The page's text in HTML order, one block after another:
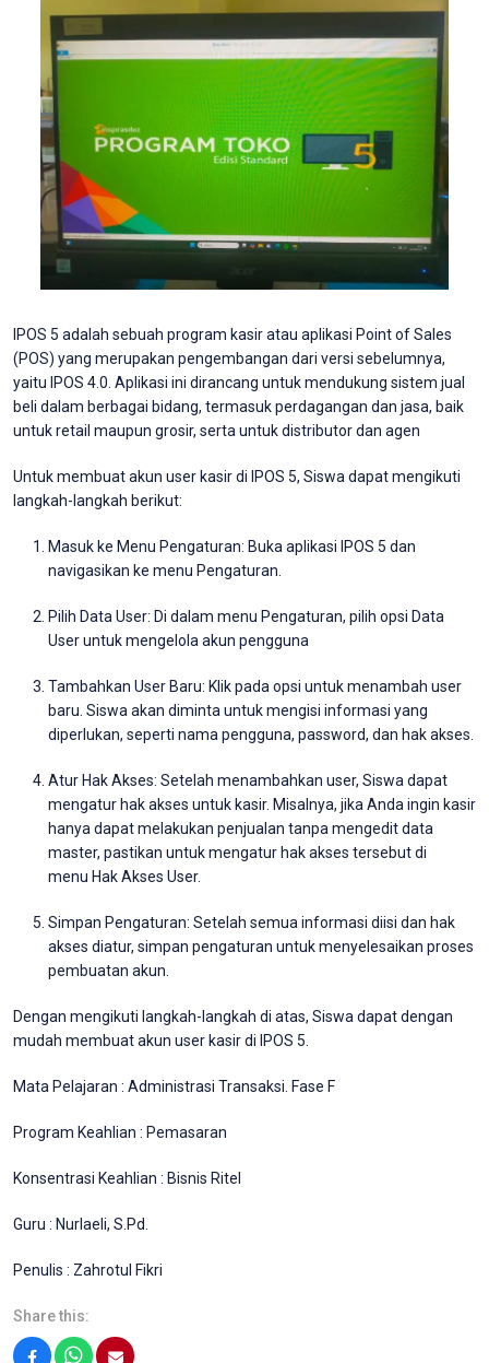
IPOS 5 adalah sebuah program kasir atau aplikasi Point of Sales
(POS) yang merupakan pengembangan dari versi sebelumnya,
yaitu IPOS 4.0. Aplikasi ini dirancang untuk mendukung sistem jual
beli dalam berbagai bidang, termasuk perdagangan dan jasa, baik
untuk retail maupun grosir, serta untuk distributor dan agen
Untuk membuat akun user kasir di IPOS 5, Siswa dapat mengikuti
langkah-langkah berikut:
Masuk ke Menu Pengaturan: Buka aplikasi IPOS 5 dan
navigasikan ke menu Pengaturan.
Pilih Data User: Di dalam menu Pengaturan, pilih opsi Data
User untuk mengelola akun pengguna
Tambahkan User Baru: Klik pada opsi untuk menambah user
baru. Siswa akan diminta untuk mengisi informasi yang
diperlukan, seperti nama pengguna, password, dan hak akses.
Atur Hak Akses: Setelah menambahkan user, Siswa dapat
mengatur hak akses untuk kasir. Misalnya, jika Anda ingin kasir
hanya dapat melakukan penjualan tanpa mengedit data
master, pastikan untuk mengatur hak akses tersebut di
menu Hak Akses User.
Simpan Pengaturan: Setelah semua informasi diisi dan hak
akses diatur, simpan pengaturan untuk menyelesaikan proses
pembuatan akun.
Dengan mengikuti langkah-langkah di atas, Siswa dapat dengan
mudah membuat akun user kasir di IPOS 5.
Mata Pelajaran : Administrasi Transaksi. Fase F
Program Keahlian : Pemasaran
Konsentrasi Keahlian : Bisnis Ritel
Guru : Nurlaeli, S.Pd.
Penulis : Zahrotul Fikri
Share this: